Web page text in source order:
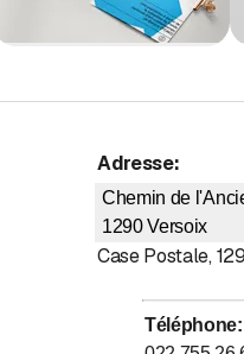
sur 5 étoiles
Adresse:
Chemin de
1290 Versoix
Case Postale,
Téléphone: